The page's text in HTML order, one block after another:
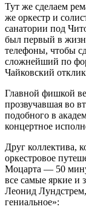
Тут же сделаем
же оркестр и
санатории под
был первый в
телефоны, чтобы
сложнейший по
Чайковский
Главной фишкой
прозвучавшая во
подобного в
концертное
Друг коллектива,
оркестровое
Моцарта — 50
все самые яркие и
Леонид
гениальное»: